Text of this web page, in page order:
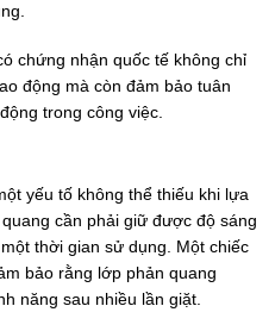
chứng nhận quốc tế không chỉ
động mà còn đảm bảo tuân
trong công việc.
yếu tố không thể thiếu khi lựa
cần phải giữ được độ sáng
thời gian sử dụng. Một chiếc
bảo rằng lớp phản quang
năng sau nhiều lần giặt.